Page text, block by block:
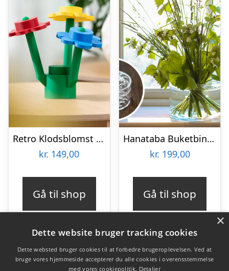
Retro Klodsblomst – Mellem
kr. 149,00
Gå til shop
Hanataba Buketbinder
kr. 199,00
Gå til shop
Varekategorier
×
Dette website bruger tracking cookies
Dette websted bruger cookies til at forbedre brugeroplevelsen. Ved at
bruge vores hjemmeside accepterer du alle cookies i overensstemmelse
med vores cookiepolitik. Detaljer